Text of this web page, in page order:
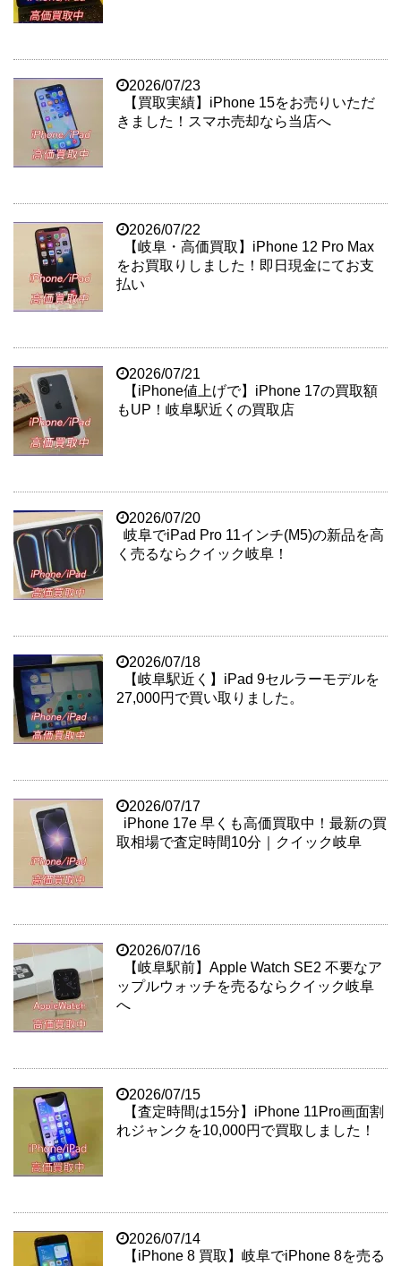
2026/07/23
【買取実績】iPhone 15をお売りいただ
きました！スマホ売却なら当店へ
2026/07/22
【岐阜・高価買取】iPhone 12 Pro Max
をお買取りしました！即日現金にてお支
払い
2026/07/21
【iPhone値上げで】iPhone 17の買取額
もUP！岐阜駅近くの買取店
2026/07/20
岐阜でiPad Pro 11インチ(M5)の新品を高
く売るならクイック岐阜！
2026/07/18
【岐阜駅近く】iPad 9セルラーモデルを
27,000円で買い取りました。
2026/07/17
iPhone 17e 早くも高価買取中！最新の買
取相場で査定時間10分｜クイック岐阜
2026/07/16
【岐阜駅前】Apple Watch SE2 不要なア
ップルウォッチを売るならクイック岐阜
へ
2026/07/15
【査定時間は15分】iPhone 11Pro画面割
れジャンクを10,000円で買取しました！
2026/07/14
【iPhone 8 買取】岐阜でiPhone 8を売る